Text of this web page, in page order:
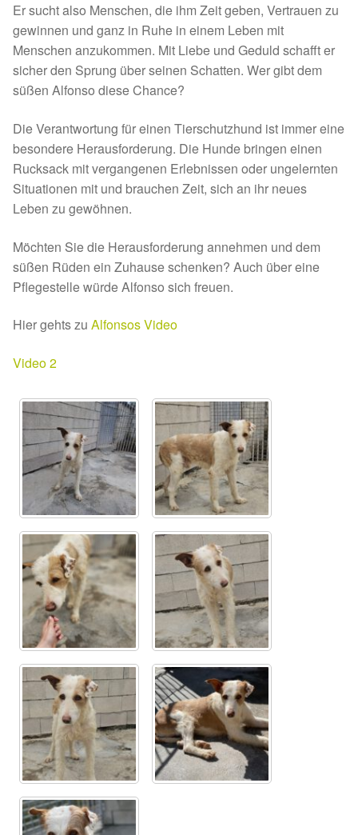
Spenden 2021
Juli bis Dezember 2021
Fördermitgliedschaft
Tierschutz
Auslandstierschutz
Schutzgebühr
Unsere Notnasen
Notnasen in Deutschland
Notnasen mit Handicap
Wichtige Gedanken vor der Adoption
Sicherheitsgeschirr
Mittelmeerkrankheiten
Leishmaniose
Qualzucht bei Hunden
Sonderfarben bei Hunden
Zwingerhusten
Ablauf Adoption
Info Broschüre – SALVA Hundehilfe e.V.
Er sucht also Menschen, die ihm Zeit geben, Vertrauen zu
gewinnen und ganz in Ruhe in einem Leben mit
Menschen anzukommen. Mit Liebe und Geduld schafft er
sicher den Sprung über seinen Schatten. Wer gibt dem
süßen Alfonso diese Chance?
Die Verantwortung für einen Tierschutzhund ist immer eine
besondere Herausforderung. Die Hunde bringen einen
Rucksack mit vergangenen Erlebnissen oder ungelernten
Situationen mit und brauchen Zeit, sich an ihr neues
Leben zu gewöhnen.
Möchten Sie die Herausforderung annehmen und dem
süßen Rüden ein Zuhause schenken? Auch über eine
Pflegestelle würde Alfonso sich freuen.
Hier gehts zu Alfonsos Video
Video 2